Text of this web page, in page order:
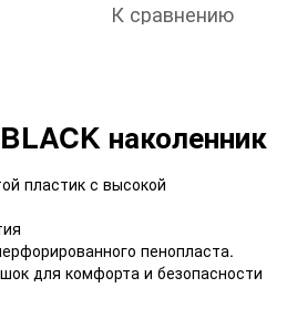
К сравнению
наколенник
пластик с высокой
пенопласта.
для комфорта и безопасности